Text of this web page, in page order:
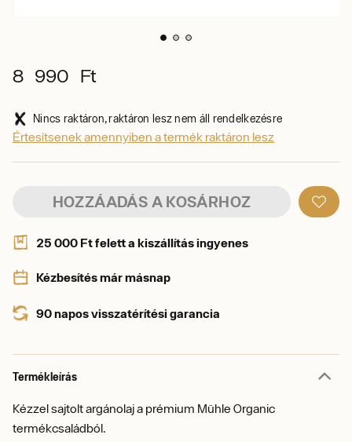
8 990 Ft
Nincs raktáron, raktáron lesz nem áll rendelkezésre
Értesítsenek amennyiben a termék raktáron lesz
HOZZÁADÁS A KOSÁRHOZ
25 000 Ft felett a kiszállítás ingyenes
Kézbesítés már másnap
90 napos visszatérítési garancia
Termékleírás
Kézzel sajtolt argánolaj a prémium Mühle Organic
termékcsaládból.